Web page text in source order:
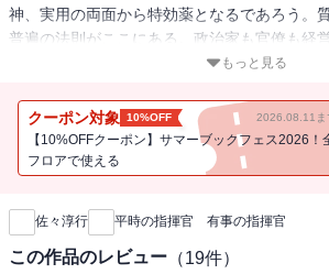
神、実用の両面から特効薬となるであろう。
普遍の法則がここにある。政治家も官僚も経
て結果の責任をとらず、問題を先送りしつづ
ることなのか、そして部下を持つということ
官心得』『部下から見た監督者論』をもとに
人者が語る管理職の心構えとは。
もっと見る
クーポン対象 10%OFF 2026.08.11ま
【10%OFFクーポン】サマーブックフェス2026！
フロアで使える
新刊通知
佐々淳行 平時の指揮官 有事の指揮官
この作品のレビュー （19件）